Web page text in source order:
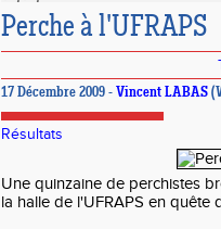
Perche à l'UFRAPS
17 Décembre 2009 - Vincent LABAS
Résultats
Une quinzaine de perchistes
la halle de l'UFRAPS en quête